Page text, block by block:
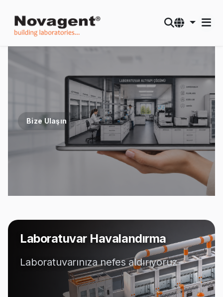
Bize Ulaşın
Laboratuvar Havalandırma
Laboratuvarınıza nefes aldırıyoruz